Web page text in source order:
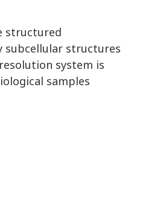
structured
subcellular structures
system is
samples